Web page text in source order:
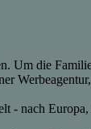
Um die
- nach